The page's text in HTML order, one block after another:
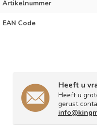
Artikelnummer
EAN Code
Heeft u
Heeft u
gerust